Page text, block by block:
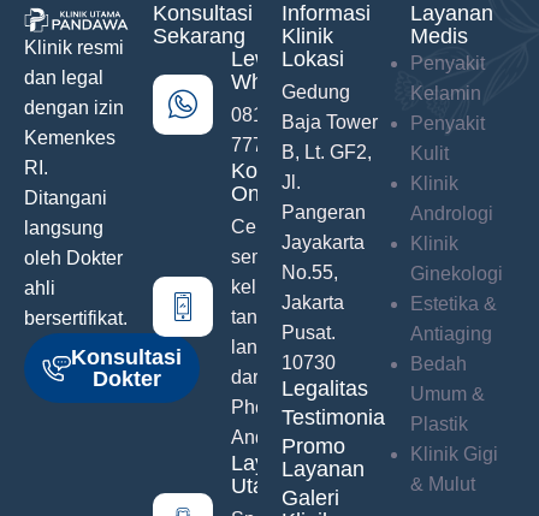
Klinik resmi
dan legal
dengan izin
Kemenkes
RI.
Ditangani
langsung
oleh Dokter
ahli
bersertifikat.
Konsultasi
Dokter
Konsultasi
Sekarang
Lewat
WhatsApp
0811-742-
777
Konsultasi
Online
Ceritakan
semua
keluhanmu
tanpa malu
langsung
dari Hand
Phone
Anda
Layanan
Utama
Informasi
Klinik
Lokasi
Gedung
Baja Tower
B, Lt. GF2,
Jl.
Pangeran
Jayakarta
No.55,
Jakarta
Pusat.
10730
Legalitas
Testimonials
Promo
Layanan
Galeri
Layanan
Medis
Penyakit
Kelamin
Penyakit
Kulit
Klinik
Andrologi
Klinik
Ginekologi
Estetika &
Antiaging
Bedah
Umum &
Plastik
Klinik Gigi
& Mulut